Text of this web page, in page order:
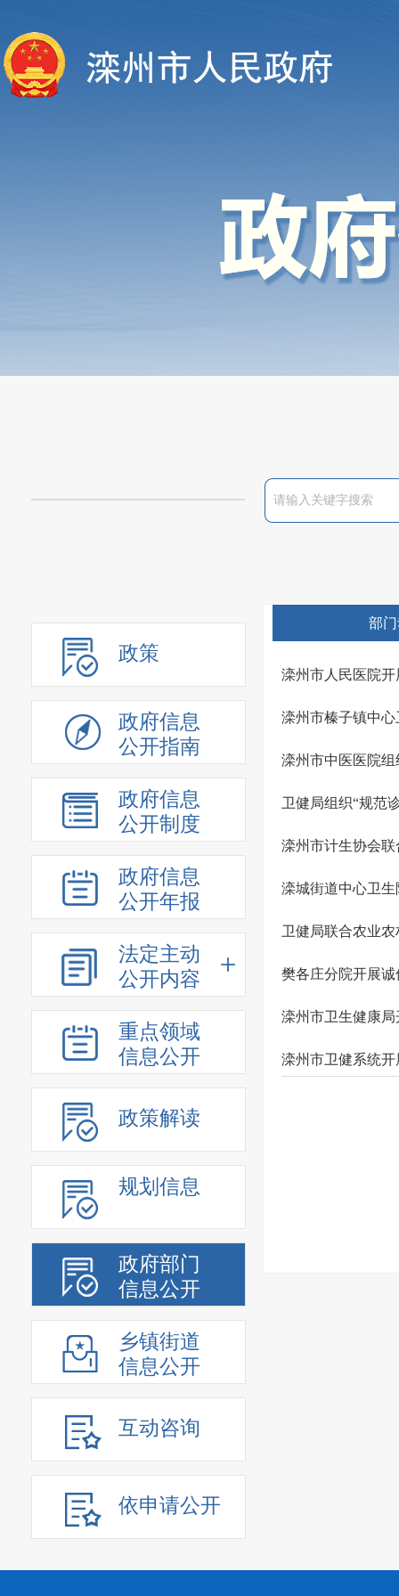
政策
政府信息
公开指南
政府信息
公开制度
政府信息
公开年报
法定主动
公开内容
重点领域
信息公开
政策解读
规划信息
政府部门
信息公开
乡镇街道
信息公开
互动咨询
依申请公开
部
滦州市人民医院
滦州市榛子镇中
滦州市中医医院
卫健局组织“规范
滦州市计生协会
滦城街道中心卫
卫健局联合农业
樊各庄分院开展
滦州市卫生健康
滦州市卫健系统